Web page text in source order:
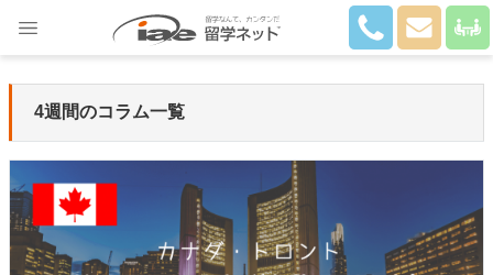
4週間のコラム一覧